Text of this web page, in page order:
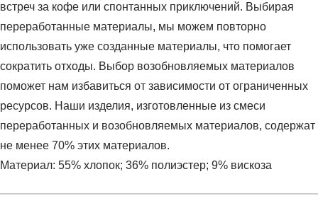
встреч за кофе или спонтанных приключений. Выбирая
переработанные материалы, мы можем повторно
использовать уже созданные материалы, что помогает
сократить отходы. Выбор возобновляемых материалов
поможет нам избавиться от зависимости от ограниченных
ресурсов. Наши изделия, изготовленные из смеси
переработанных и возобновляемых материалов, содержат
не менее 70% этих материалов.
Материал: 55% хлопок; 36% полиэстер; 9% вискоза